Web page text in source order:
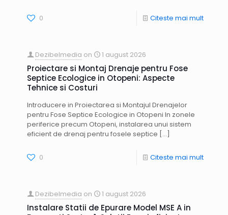
0 Citeste mai mult
Dezibelmedia on 1 august 2026
Proiectare si Montaj Drenaje pentru Fose
Septice Ecologice in Otopeni: Aspecte
Tehnice si Costuri
Introducere in Proiectarea si Montajul Drenajelor
pentru Fose Septice Ecologice in Otopeni In zonele
periferice precum Otopeni, instalarea unui sistem
eficient de drenaj pentru fosele septice […]
0 Citeste mai mult
Dezibelmedia on 1 august 2026
Instalare Statii de Epurare Model MSE A in